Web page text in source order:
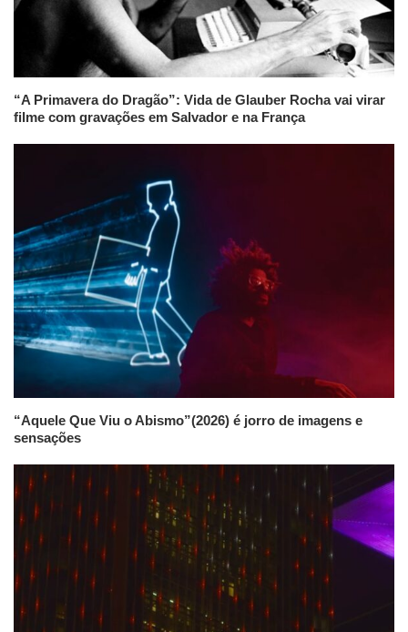
“A Primavera do Dragão”: Vida de Glauber Rocha vai virar
filme com gravações em Salvador e na França
“Aquele Que Viu o Abismo”(2026) é jorro de imagens e
sensações